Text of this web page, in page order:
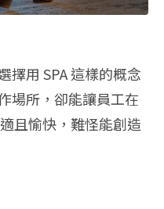
擇用 SPA 這樣的概念
場所，卻能讓員工在
且愉快，難怪能創造